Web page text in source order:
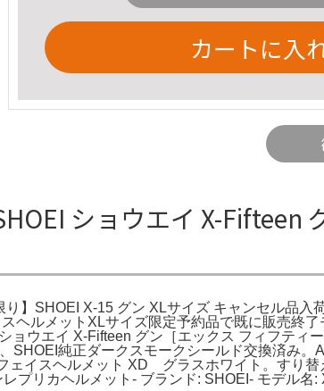
カートに入
ショウエイ X-Fifteen
】SHOEI X-15 グン XLサイズ キャンセル品入
ヘルメットXLサイズ限定予約品で既に販売終
ウエイ X-Fifteen グン［エックス フィフティ
SHOEI純正ダークスモークシールド交換済み
ェイスヘルメット XD グラスホワイト。すり替
プリカヘルメット- ブランド: SHOEI- モデル名: